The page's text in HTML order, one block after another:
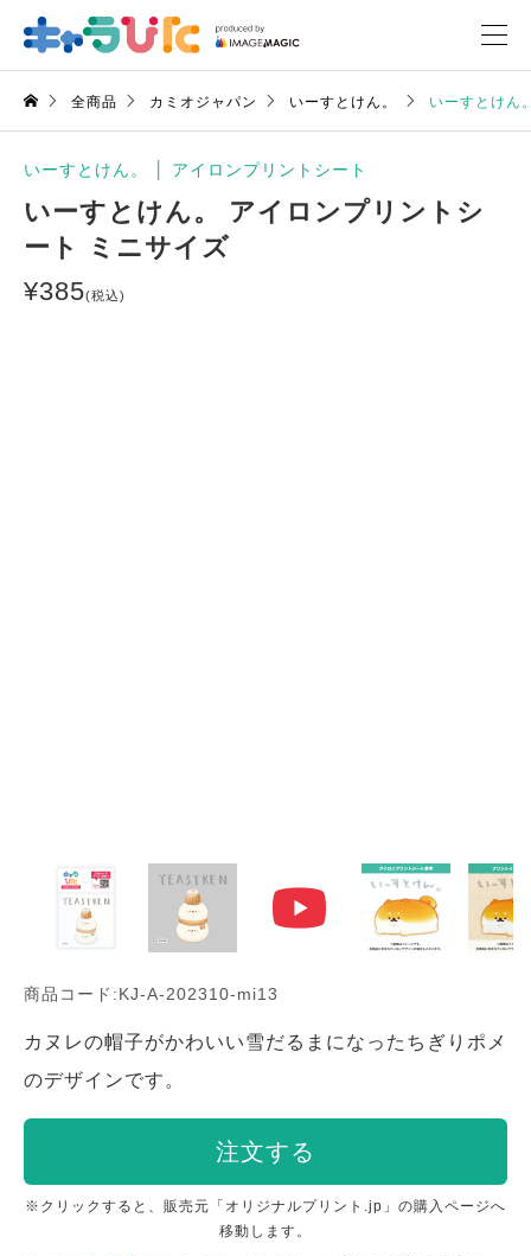
全商品 カミオジャパン いーすとけん。 いーすとけん
いーすとけん。 アイロンプリントシート
いーすとけん。 アイロンプリントシ
ート ミニサイズ
¥385(税込)
商品コード:KJ-A-202310-mi13
カヌレの帽子がかわいい雪だるまになったちぎりポメ
のデザインです。
注文する
※クリックすると、販売元「オリジナルプリント.jp」の購入ページへ
移動します。